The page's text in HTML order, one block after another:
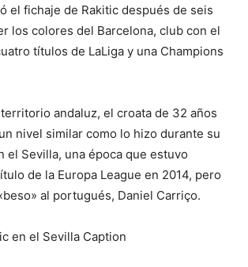
el fichaje de Rakitic después de seis
los colores del Barcelona, club con el
títulos de LaLiga y una Champions
andaluz, el croata de 32 años
nivel similar como lo hizo durante su
el Sevilla, una época que estuvo
de la Europa League en 2014, pero
al portugués, Daniel Carriço.
en el Sevilla Caption